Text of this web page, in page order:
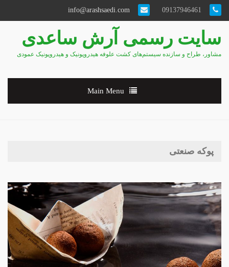
سایت رسمی آرش ساعدی
مشاور، طراح و سازنده سیستم‌های کشت علوفه هیدروپونیک و هیدروپونیک عمودی
Main Menu
پوکه صنعتی